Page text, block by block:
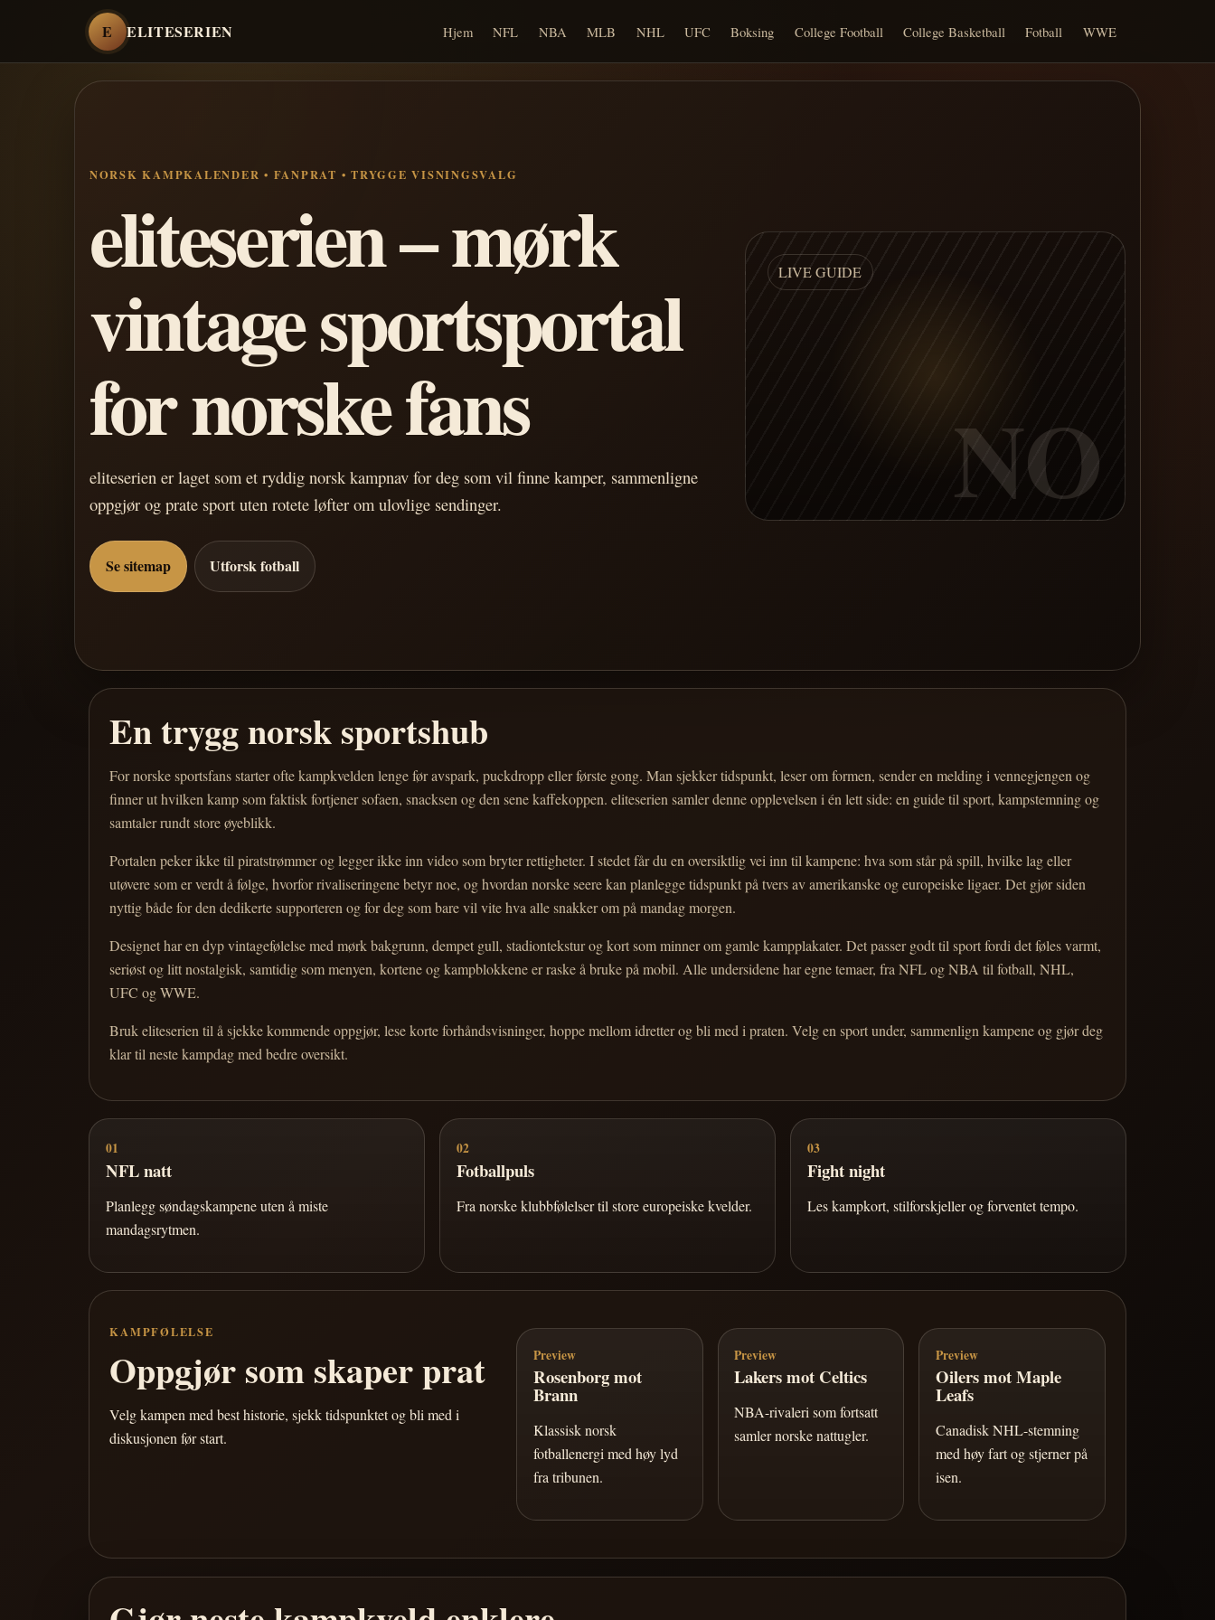
E ELITESERIEN Hjem NFL NBA MLB NHL UFC Boksing College Football College Basketball Fotball WWE
NORSK KAMPKALENDER • FANPRAT • TRYGGE VISNINGSVALG
eliteserien – mørk
vintage sportsportal
for norske fans
eliteserien er laget som et ryddig norsk kampnav for deg som vil finne kamper, sammenligne
oppgjør og prate sport uten rotete løfter om ulovlige sendinger.
Se sitemap Utforsk fotball
LIVE GUIDE
NO
En trygg norsk sportshub
For norske sportsfans starter ofte kampkvelden lenge før avspark, puckdropp eller første gong. Man sjekker tidspunkt, leser om formen, sender en melding i vennegjengen og
finner ut hvilken kamp som faktisk fortjener sofaen, snacksen og den sene kaffekoppen. eliteserien samler denne opplevelsen i én lett side: en guide til sport, kampstemning og
samtaler rundt store øyeblikk.
Portalen peker ikke til piratstrømmer og legger ikke inn video som bryter rettigheter. I stedet får du en oversiktlig vei inn til kampene: hva som står på spill, hvilke lag eller
utøvere som er verdt å følge, hvorfor rivaliseringene betyr noe, og hvordan norske seere kan planlegge tidspunkt på tvers av amerikanske og europeiske ligaer. Det gjør siden
nyttig både for den dedikerte supporteren og for deg som bare vil vite hva alle snakker om på mandag morgen.
Designet har en dyp vintagefølelse med mørk bakgrunn, dempet gull, stadiontekstur og kort som minner om gamle kampplakater. Det passer godt til sport fordi det føles varmt,
seriøst og litt nostalgisk, samtidig som menyen, kortene og kampblokkene er raske å bruke på mobil. Alle undersidene har egne temaer, fra NFL og NBA til fotball, NHL,
UFC og WWE.
Bruk eliteserien til å sjekke kommende oppgjør, lese korte forhåndsvisninger, hoppe mellom idretter og bli med i praten. Velg en sport under, sammenlign kampene og gjør deg
klar til neste kampdag med bedre oversikt.
01
NFL natt
Planlegg søndagskampene uten å miste
mandagsrytmen.
02
Fotballpuls
Fra norske klubbfølelser til store europeiske kvelder.
03
Fight night
Les kampkort, stilforskjeller og forventet tempo.
KAMPFØLELSE
Oppgjør som skaper prat
Velg kampen med best historie, sjekk tidspunktet og bli med i
diskusjonen før start.
Preview
Rosenborg mot
Brann
Klassisk norsk
fotballenergi med høy lyd
fra tribunen.
Preview
Lakers mot Celtics
NBA-rivaleri som fortsatt
samler norske nattugler.
Preview
Oilers mot Maple
Leafs
Canadisk NHL-stemning
med høy fart og stjerner på
isen.